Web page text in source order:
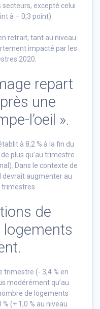
excepté celui
à – 0,3 point).
retrait, tant au niveau
impacté par les
2020.
repart
une
l’oeil ».
à 8,2 % à la fin du
plus qu’au trimestre
Dans le contexte de
devrait augmenter au
trimestres.
de
trimestre (- 3,4 % en
modérément qu’au
de logements
(+ 1,0 % au niveau